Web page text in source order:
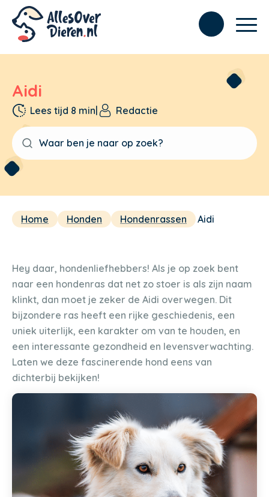
Aidi
Lees tijd 8 min| Redactie
Home Honden Hondenrassen Aidi
Hey daar, hondenliefhebbers! Als je op zoek bent
naar een hondenras dat net zo stoer is als zijn naam
klinkt, dan moet je zeker de Aidi overwegen. Dit
bijzondere ras heeft een rijke geschiedenis, een
uniek uiterlijk, een karakter om van te houden, en
een interessante gezondheid en levensverwachting.
Laten we deze fascinerende hond eens van
dichterbij bekijken!